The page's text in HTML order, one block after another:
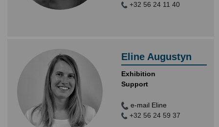
+32 56 24 11 40
Eline Augustyn
Exhibition
Support
e-mail Eline
+32 56 24 59 37